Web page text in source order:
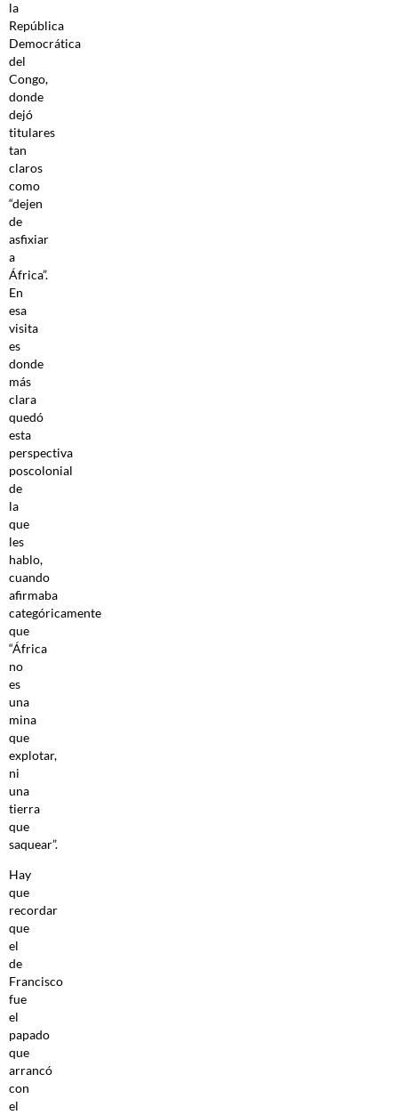
la
República
Democrática
del
Congo,
donde
dejó
titulares
tan
claros
como
“dejen
de
asfixiar
a
África”.
En
esa
visita
es
donde
más
clara
quedó
esta
perspectiva
poscolonial
de
la
que
les
hablo,
cuando
afirmaba
categóricamente
que
“África
no
es
una
mina
que
explotar,
ni
una
tierra
que
saquear”.
Hay
que
recordar
que
el
de
Francisco
fue
el
papado
que
arrancó
con
el